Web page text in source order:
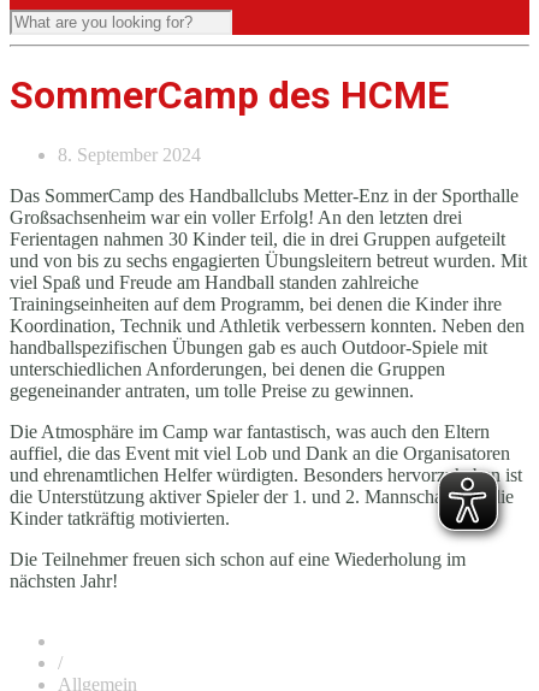
SommerCamp des HCME
8. September 2024
Das SommerCamp des Handballclubs Metter-Enz in der Sporthalle
Großsachsenheim war ein voller Erfolg! An den letzten drei
Ferientagen nahmen 30 Kinder teil, die in drei Gruppen aufgeteilt
und von bis zu sechs engagierten Übungsleitern betreut wurden. Mit
viel Spaß und Freude am Handball standen zahlreiche
Trainingseinheiten auf dem Programm, bei denen die Kinder ihre
Koordination, Technik und Athletik verbessern konnten. Neben den
handballspezifischen Übungen gab es auch Outdoor-Spiele mit
unterschiedlichen Anforderungen, bei denen die Gruppen
gegeneinander antraten, um tolle Preise zu gewinnen.
Die Atmosphäre im Camp war fantastisch, was auch den Eltern
auffiel, die das Event mit viel Lob und Dank an die Organisatoren
und ehrenamtlichen Helfer würdigten. Besonders hervorzuheben ist
die Unterstützung aktiver Spieler der 1. und 2. Mannschaft, die die
Kinder tatkräftig motivierten.
Die Teilnehmer freuen sich schon auf eine Wiederholung im
nächsten Jahr!
/
Allgemein